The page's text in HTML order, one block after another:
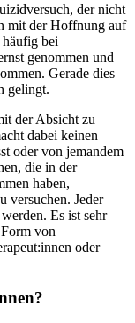
der nicht
mit der Hoffnung auf
bei
genommen und
Gerade dies
gelingt.
der Absicht zu
dabei keinen
oder von jemandem
die in der
haben,
versuchen. Jeder
Es ist sehr
von
oder